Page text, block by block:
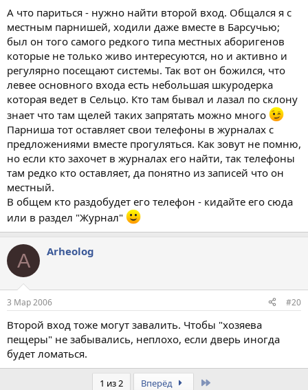
А что париться - нужно найти второй вход. Общался я с
местным парнишей, ходили даже вместе в Барсучью;
был он того самого редкого типа местных аборигенов
которые не только живо интересуются, но и активно и
регулярно посещают системы. Так вот он божился, что
левее основного входа есть небольшая шкуродерка
которая ведет в Сельцо. Кто там бывал и лазал по склону
знает что там щелей таких запрятать можно много
Парниша тот оставляет свои телефоны в журналах с
предложениями вместе прогуляться. Как зовут не помню,
но если кто захочет в журналах его найти, так телефоны
там редко кто оставляет, да понятно из записей что он
местный.
В общем кто раздобудет его телефон - кидайте его сюда
или в раздел "Журнал"
A Arheolog
3 Мар 2006 #20
Второй вход тоже могут завалить. Чтобы "хозяева
пещеры" не забывались, неплохо, если дверь иногда
будет ломаться.
1 из 2 Вперёд